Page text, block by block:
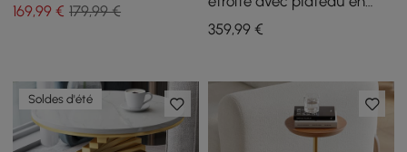
169,99 € 179,99 €
pierre frittée avec
rangement
359,99€
Soldes d'été